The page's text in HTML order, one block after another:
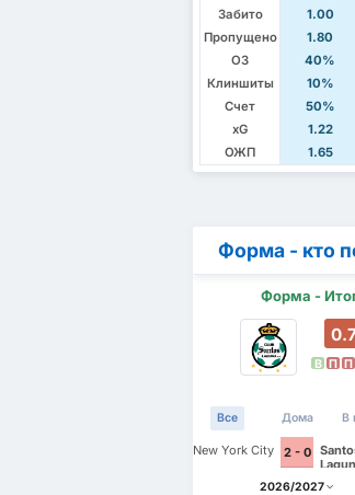
Забито
1.00
Пропущено
1.80
ОЗ
40%
Клиншиты
10%
Счет
50%
xG
1.22
ОЖП
1.65
Форма - кто
Форма -
В П П
Все Дома В
New York City 2 - 0
2026/2027